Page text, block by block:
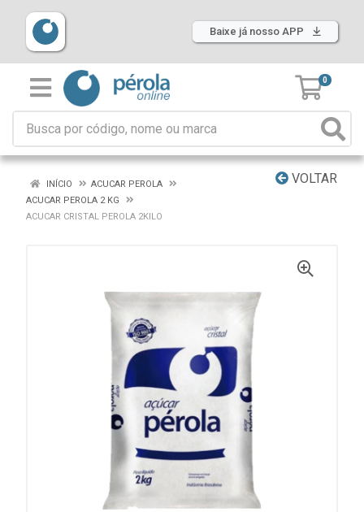
Baixe já nosso APP
0
VOLTAR
INÍCIO
ACUCAR PEROLA
ACUCAR PEROLA 2 KG
ACUCAR CRISTAL PEROLA 2KILO